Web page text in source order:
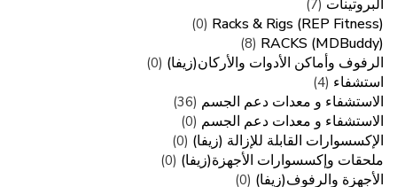
البروتينات (7)
Racks & Rigs (REP Fitness)
(0)
RACKS (MDBuddy)
(8)
الرفوف وأماكن الأدوات والأركان(زيفا) (0)
استشفاء (4)
الاستشفاء و معدات دعم الجسم (36)
الاستشفاء و معدات دعم الجسم (0)
الإكسسوارات القابلة للإزالة (زيفا) (0)
ملحقات وإكسسوارات الأجهزة(زيفا) (0)
الأجهزة والرفوف(زيفا) (0)